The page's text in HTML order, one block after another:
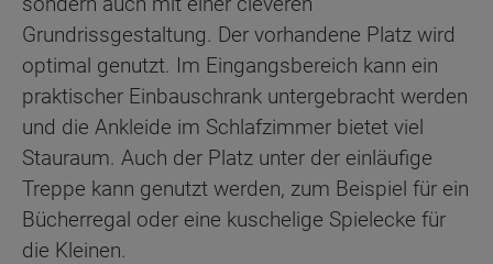
Grundrissgestaltung. Der vorhandene Platz wird
optimal genutzt. Im Eingangsbereich kann ein
praktischer Einbauschrank untergebracht werden
und die Ankleide im Schlafzimmer bietet viel
Stauraum. Auch der Platz unter der einläufige
Treppe kann genutzt werden, zum Beispiel für ein
Bücherregal oder eine kuschelige Spielecke für
die Kleinen.